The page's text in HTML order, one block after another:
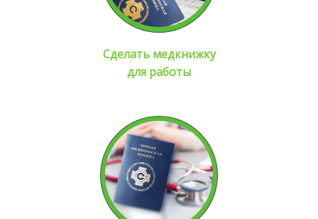
Сделать медкнижку
для работы